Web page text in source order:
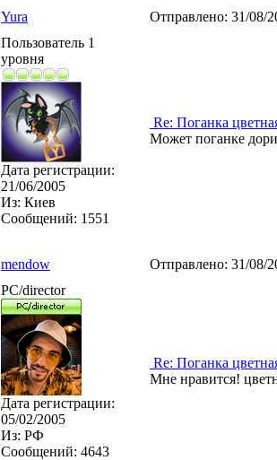
Yura Отправлено: 31/08/
Пользователь 1
уровня
Дата регистрации:
21/06/2005
Из: Киев
Сообщений: 1551
Re: Поганка
Может поганке
mendow Отправлено: 31/08/
PC/director
Дата регистрации:
05/02/2005
Из: РФ
Сообщений: 4643
Re: Поганка
Мне нравится!